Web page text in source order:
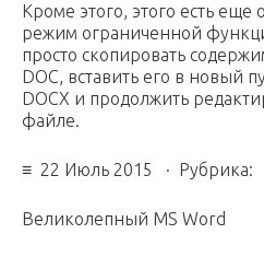
Кроме этого, этого есть еще
режим ограниченной
просто скопировать
DOC, вставить его в новый
DOCX и продолжить
файле.
≡ 22 Июль 2015 · Рубрика:
Великолепный MS Word